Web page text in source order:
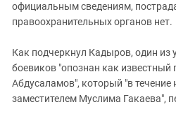
Южный Кавказ
ЮФО
официальным сведениям,
правоохранительных органов нет.
Как подчеркнул Кадыров, один из
боевиков "опознан как
Абдусаламов", который "в течение
заместителем Муслима Гакаева",